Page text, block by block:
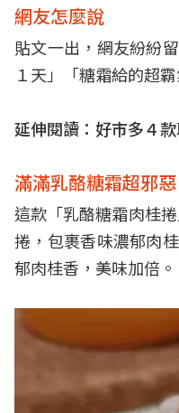
網友怎麼說
貼文一出，網友紛紛
１天」「糖霜給的超
延伸閱讀： 好市多４
滿滿乳酪糖霜超邪惡
這款「乳酪糖霜肉桂
捲，包裹香味濃郁肉
郁肉桂香，美味加倍。